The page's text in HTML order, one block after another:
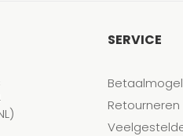
SERVICE
Retourneren